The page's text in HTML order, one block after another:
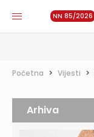
NN 85/2026
Početna > Vijesti >
Arhiva